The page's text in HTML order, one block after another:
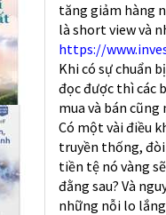
tăng giảm hàng
là short view và
https://
Khi có sự chuẩn
đọc được thì các
mua và bán
Có một vài điều
truyền thống,
tiền tệ nó vàng
đằng sau? Và
những nỗi lo